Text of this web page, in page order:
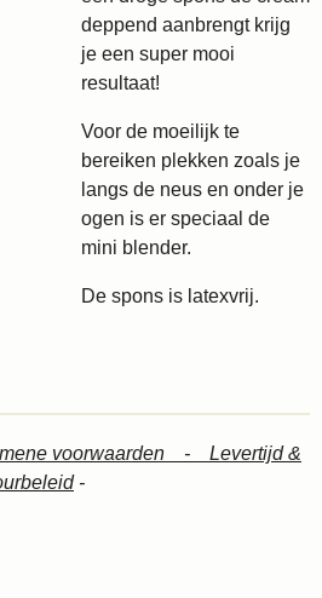
deppend aanbrengt krijg
je een super mooi
resultaat!
Voor de moeilijk te
bereiken plekken zoals je
langs de neus en onder je
ogen is er speciaal de
mini blender.
De spons is latexvrij.
voorwaarden - Levertijd &
-